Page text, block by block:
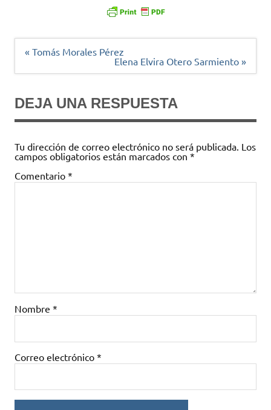
Navegación
« Tomás Morales Pérez
Elena Elvira Otero Sarmiento »
DEJA UNA RESPUESTA
Tu dirección de correo electrónico no será publicada. Los
campos obligatorios están marcados con *
Comentario *
Nombre *
Correo electrónico *